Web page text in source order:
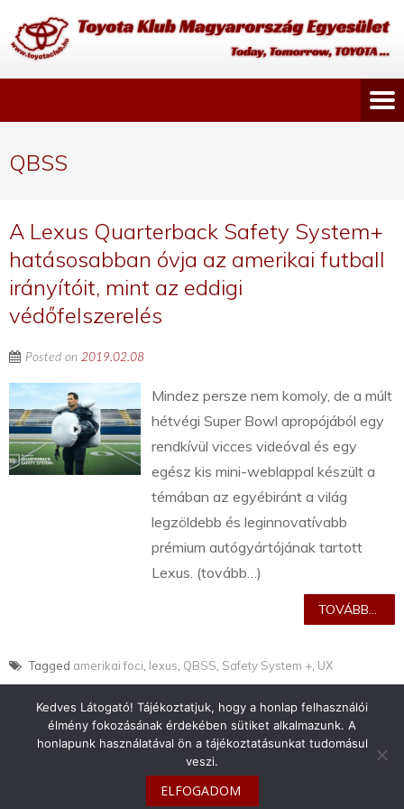
QBSS
A Lexus Quarterback Safety System+
hatásosabban óvja az amerikai futball
irányítóit, mint az eddigi
védőfelszerelés
Posted on 2019.02.08
Mindez persze nem komoly, de a múlt
hétvégi Super Bowl apropójából egy
rendkívül vicces videóval és egy
egész kis mini-weblappal készült a
témában az egyébiránt a világ
legzöldebb és leginnovatívabb
prémium autógyártójának tartott
Lexus. (tovább…)
TOVÁBB...
Tagged amerikai foci lexus QBSS Safety System + UX
info@toyotaclub.hu
Kedves Látogató! Tájékoztatjuk, hogy a honlap felhasználói
élmény fokozásának érdekében sütiket alkalmazunk. A
honlapunk használatával ön a tájékoztatásunkat tudomásul
veszi.
ELFOGADOM